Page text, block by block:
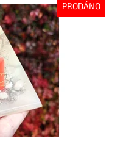
PRODÁNO